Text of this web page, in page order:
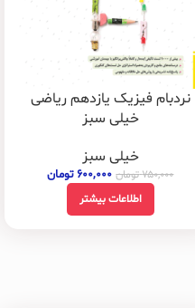
نردبام فیزیک یازدهم ریاضی
خیلی سبز
خیلی سبز
۷۵۰,۰۰۰تومان ۶۰۰,۰۰۰ تومان
اطلاعات بیشتر